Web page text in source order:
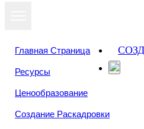
Главная Страница
Ресурсы
Ценообразование
Создание Раскадровки